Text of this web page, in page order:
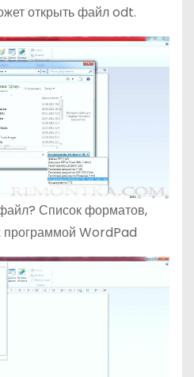
открыть файл odt.
Список форматов,
WordPad